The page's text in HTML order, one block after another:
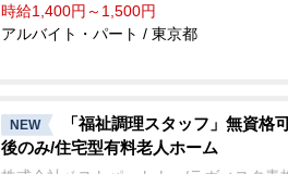
時給1,400円～1,500円
アルバイト・パート / 東京都
NEW
「福祉調理スタッフ」無資格
後のみ/住宅型有料老人ホーム